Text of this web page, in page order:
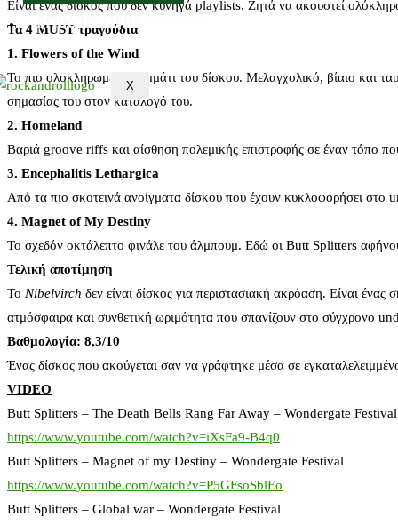
ΕΠΙΚΟΙΝΩΝΙΑ
X
Είναι ένας δίσκος που δεν κυνηγά playlists. Ζητά να ακουστεί
Τα 4 MUST τραγούδια
1. Flowers of the Wind
Το πιο ολοκληρωμένο κομμάτι του δίσκου. Μελαγχολικό, βίαιο και
σημασίας του στον κατάλογό του.
2. Homeland
Βαριά groove riffs και αίσθηση πολεμικής επιστροφής σε έναν τόπο
3. Encephalitis Lethargica
Από τα πιο σκοτεινά ανοίγματα δίσκου που έχουν κυκλοφορήσει
4. Magnet of My Destiny
Το σχεδόν οκτάλεπτο φινάλε του άλμπουμ. Εδώ οι Butt Splitters
Τελική αποτίμηση
Το Nibelvirch δεν είναι δίσκος για περιστασιακή ακρόαση. Είναι
ατμόσφαιρα και συνθετική ωριμότητα που σπανίζουν στο σύγχρονο
Βαθμολογία: 8,3/10
Ένας δίσκος που ακούγεται σαν να γράφτηκε μέσα σε
VIDEO
Butt Splitters – The Death Bells Rang Far Away – Wondergate Festival
https://www.youtube.com/watch?v=iXsFa9-B4q0
Butt Splitters – Magnet of my Destiny – Wondergate Festival
https://www.youtube.com/watch?v=P5GFsoSblEo
Butt Splitters – Global war – Wondergate Festival